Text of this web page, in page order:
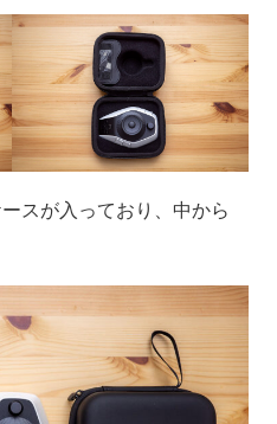
スが入っており、中から